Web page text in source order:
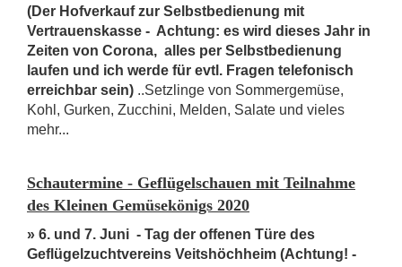
(Der Hofverkauf zur Selbstbedienung mit
Vertrauenskasse - Achtung: es wird dieses Jahr in
Zeiten von Corona, alles per Selbstbedienung
laufen und ich werde für evtl. Fragen telefonisch
erreichbar sein) ..Setzlinge von Sommergemüse,
Kohl, Gurken, Zucchini, Melden, Salate und vieles
mehr...
Schautermine - Geflügelschauen mit Teilnahme
des Kleinen Gemüsekönigs 2020
» 6. und 7. Juni - Tag der offenen Türe des
Geflügelzuchtvereins Veitshöchheim (Achtung! -